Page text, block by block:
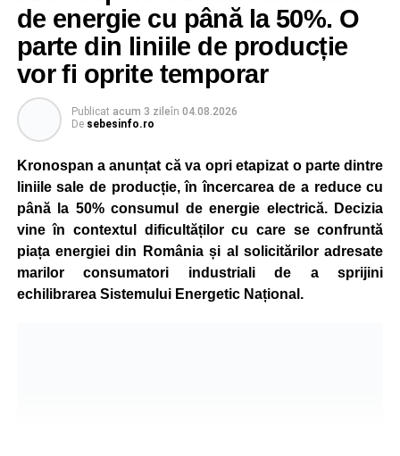
de energie cu până la 50%. O
parte din liniile de producție
vor fi oprite temporar
Publicat acum 3 zileîn 04.08.2026
De sebesinfo.ro
Kronospan a anunțat că va opri etapizat o parte dintre
liniile sale de producție, în încercarea de a reduce cu
până la 50% consumul de energie electrică. Decizia
vine în contextul dificultăților cu care se confruntă
piața energiei din România și al solicitărilor adresate
marilor consumatori industriali de a sprijini
echilibrarea Sistemului Energetic Național.